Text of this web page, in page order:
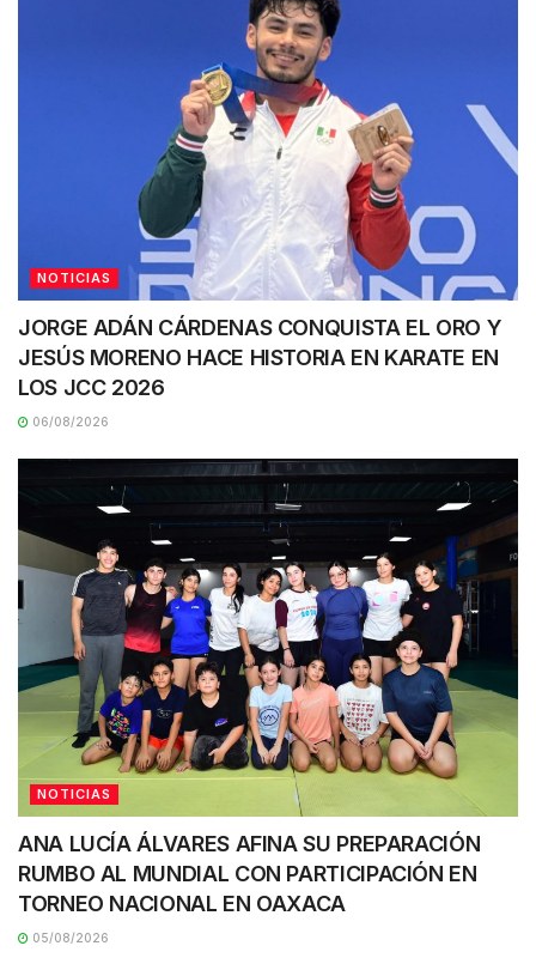
NOTICIAS
JORGE ADÁN CÁRDENAS CONQUISTA EL ORO Y
JESÚS MORENO HACE HISTORIA EN KARATE EN
LOS JCC 2026
06/08/2026
NOTICIAS
ANA LUCÍA ÁLVARES AFINA SU PREPARACIÓN
RUMBO AL MUNDIAL CON PARTICIPACIÓN EN
TORNEO NACIONAL EN OAXACA
05/08/2026